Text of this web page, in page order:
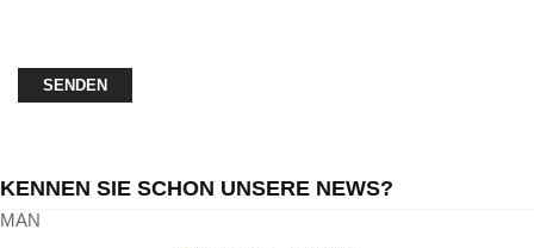
KENNEN SIE SCHON UNSERE NEWS?
MAN